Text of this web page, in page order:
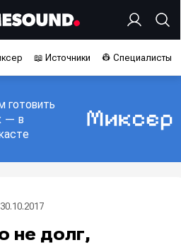
📖 Источники 👷 Специалисты
готовить
— в
30.10.2017
не долг,